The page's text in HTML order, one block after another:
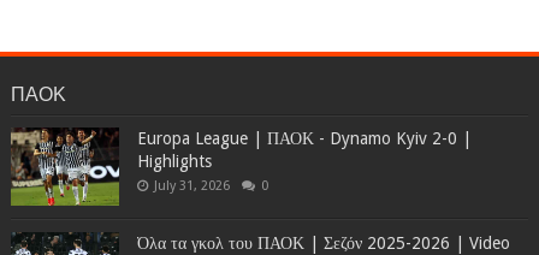
ΠΑΟΚ
Europa League | ΠΑΟΚ - Dynamo Kyiv 2-0 |
Highlights
July 31, 2026 0
Όλα τα γκολ του ΠΑΟΚ | Σεζόν 2025-2026 | Video